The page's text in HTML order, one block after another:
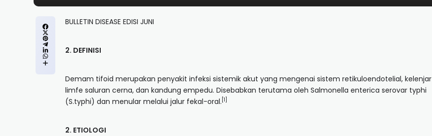
BULLETIN DISEASE EDISI JUNI
2. DEFINISI
Demam tifoid merupakan penyakit infeksi sistemik akut yang mengenai sistem retikuloendotelial, kelenjar
limfe saluran cerna, dan kandung empedu. Disebabkan terutama oleh Salmonella enterica serovar typhi
(S.typhi) dan menular melalui jalur fekal-oral. [1]
2. ETIOLOGI